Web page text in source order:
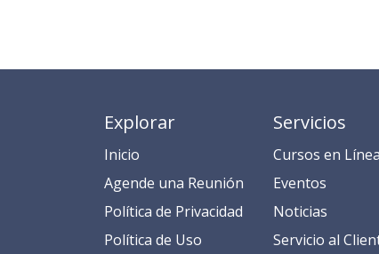
Explorar
Inicio
​​​​​​​​​​​​​​​​​​​​​​​​​​​​A​gend​e ​u​na​ Reunión​
​​​​​​P​o​l​ítica de Privacidad
​​​​​​​​​​​P​o​l​í​t​ic​a​ d​e ​U​so​
Servicios
​​​​​​​​​C​​ur​sos en​ ​L​í​ne​a​
​​E​​​​​v​ent​os​​​
​​​​​​N​o​t​ic​ia​s​
​​​​​​​​​​​​​​​​S​e​r​v​i​ci​o​ a​l